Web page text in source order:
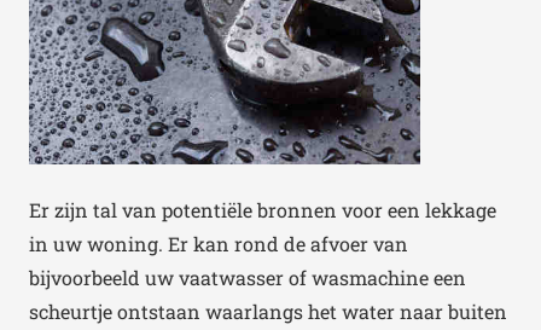
Er zijn tal van potentiële bronnen voor een lekkage
in uw woning. Er kan rond de afvoer van
bijvoorbeeld uw vaatwasser of wasmachine een
scheurtje ontstaan waarlangs het water naar buiten